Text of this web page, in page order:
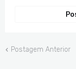
Postagem Anterior